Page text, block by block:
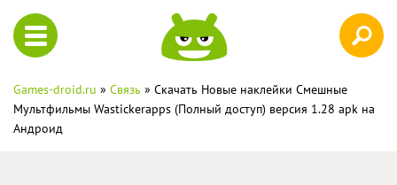
Games-droid.ru » Связь » Скачать Новые наклейки Смешные
Мультфильмы Wastickerapps (Полный доступ) версия 1.28 apk на
Андроид